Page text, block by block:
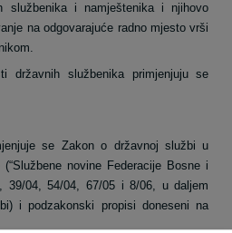
službenika i namještenika i njihovo
na odgovarajuće radno mjesto vrši
državnih službenika primjenjuju se
se Zakon o državnoj službi u
novine Federacije Bosne i
39/04, 54/04, 67/05 i 8/06, u daljem
i podzakonski propisi doneseni na